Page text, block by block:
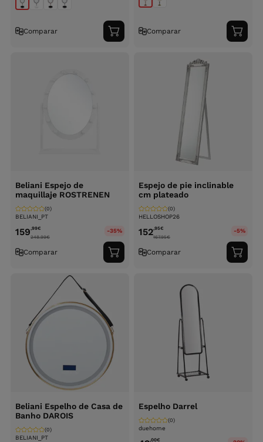
Comparar
Adicionar
ao
Comparar
ao
Beliani Espejo de
maquillaje ROSTRENEN
BELIANI_PT
(0)
159,99€
248.99€
-35%
Comparar
Adicionar
ao
Espejo de pie inclinable
cm plateado
HELLOSHOP26
(0)
152,95€
167.95€
-5%
Comparar
ao
Beliani Espelho de Casa de
Banho DAROIS
BELIANI_PT
(0)
Espelho Darrel
duehome
(0)
,00€